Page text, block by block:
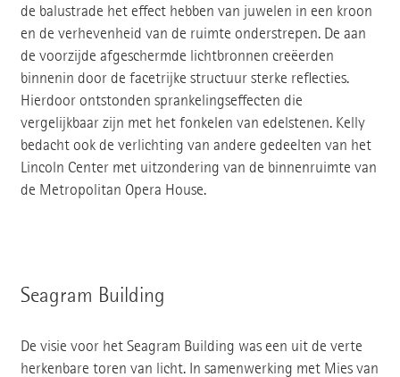
de balustrade het effect hebben van juwelen in een kroon
en de verhevenheid van de ruimte onderstrepen. De aan
de voorzijde afgeschermde lichtbronnen creëerden
binnenin door de facetrijke structuur sterke reflecties.
Hierdoor ontstonden sprankelingseffecten die
vergelijkbaar zijn met het fonkelen van edelstenen. Kelly
bedacht ook de verlichting van andere gedeelten van het
Lincoln Center met uitzondering van de binnenruimte van
de Metropolitan Opera House.
Seagram Building
De visie voor het Seagram Building was een uit de verte
herkenbare toren van licht. In samenwerking met Mies van